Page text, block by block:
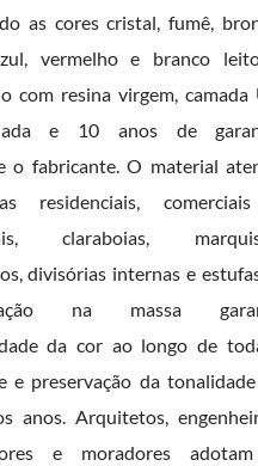
as cores cristal, fumê,
vermelho e branco
com resina virgem, camada
e 10 anos de
o fabricante. O material
residenciais,
claraboias,
divisórias internas e
na massa
da cor ao longo de
e preservação da
anos. Arquitetos,
e moradores